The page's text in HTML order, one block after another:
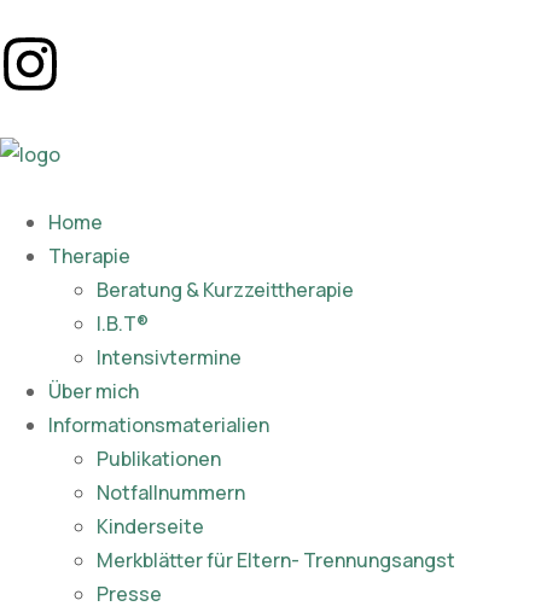
Home
Therapie
Beratung & Kurzzeittherapie
I.B.T®
Intensivtermine
Über mich
Informationsmaterialien
Publikationen​
Notfallnummern
Kinderseite
Merkblätter für Eltern- Trennungsangst
Presse